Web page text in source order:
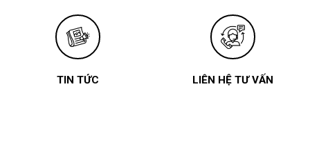
TIN TỨC LIÊN HỆ TƯ VẤN